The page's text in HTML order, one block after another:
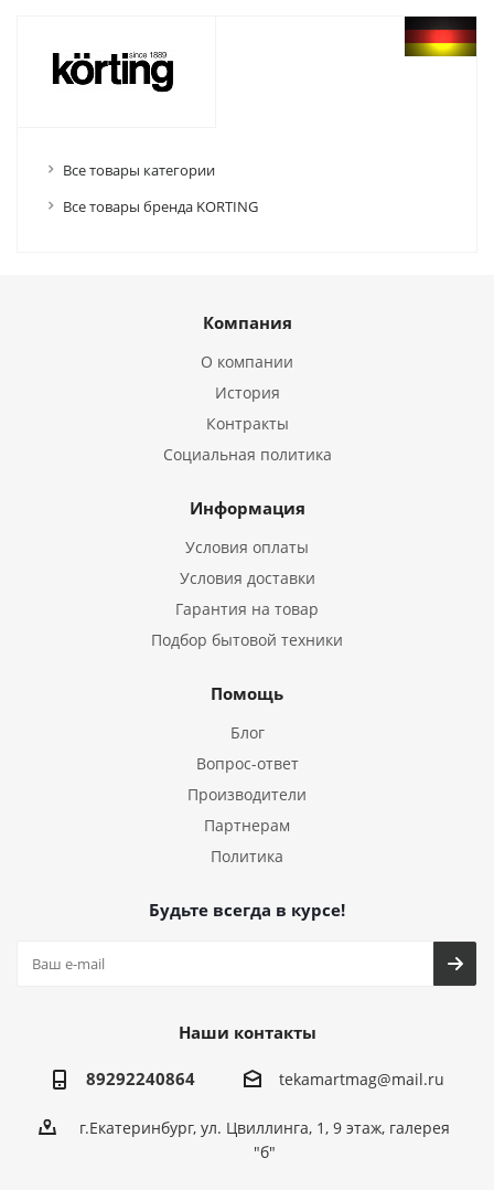
Все товары категории
Все товары бренда KORTING
Компания
О компании
История
Контракты
Социальная политика
Информация
Условия оплаты
Условия доставки
Гарантия на товар
Подбор бытовой техники
Помощь
Блог
Вопрос-ответ
Производители
Партнерам
Политика
Будьте всегда в курсе!
Наши контакты
89292240864 tekamartmag@mail.ru
г.Екатеринбург, ул. Цвиллинга, 1, 9 этаж, галерея
"б"